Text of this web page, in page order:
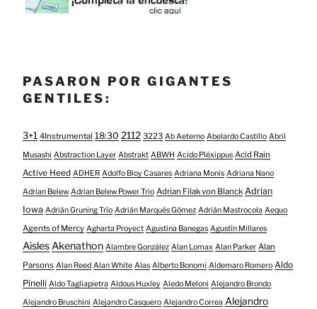
PASARON POR GIGANTES
GENTILES:
3+1 4Instrumental 18:30 2112 3223 Ab Aeterno Abelardo Castillo Abril
Musashi Abstraction Layer Abstrakt ABWH Acido Pléxippus Acid Rain
Active Heed ADHER Adolfo Bioy Casares Adriana Monis Adriana Nano
Adrian Belew Adrian Belew Power Trio Adrian Filak von Blanck Adrian
Iowa Adrián Gruning Trío Adrián Marqués Gómez Adrián Mastrocola Aequo
Agents of Mercy Agharta Proyect Agustina Banegas Agustín Millares
AislesAkenathon Alambre González Alan Lomax Alan Parker Alan
Parsons Alan Reed Alan White Alas Alberto Bonomi Aldemaro Romero Aldo
Pinelli Aldo Tagliapietra Aldous Huxley Aledo Meloni Alejandro Brondo
Alejandro Bruschini Alejandro Casquero Alejandro Correa Alejandro